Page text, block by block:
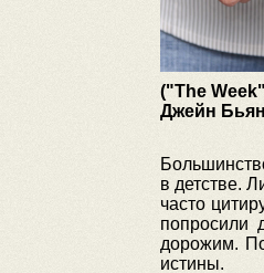
("The
Джейн
в детстве.
часто
попросили
дорожим.
истины.